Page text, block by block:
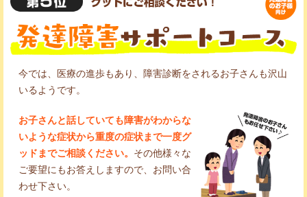
今では、医療の進歩もあり、障害診断をされるお子さんも沢山
いるようです。
お子さんと話していても障害がわからな
いような症状から重度の症状まで一度グ
ッドまでご相談ください。 その他様々な
ご要望にもお答えしますので、お問い合
わせ下さい。